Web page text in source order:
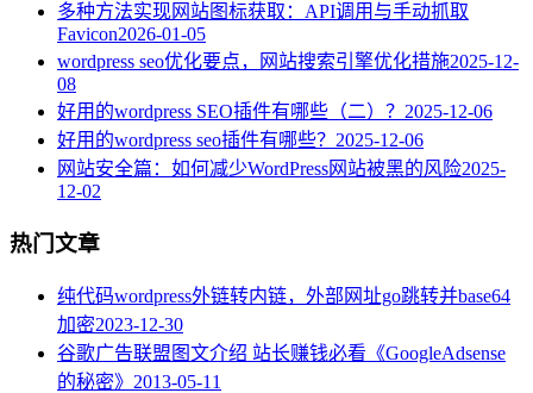
多种方法实现网站图标获取：API调用与手动抓取
Favicon2026-01-05
wordpress seo优化要点，网站搜索引擎优化措施2025-12-
08
好用的wordpress SEO插件有哪些（二）？ 2025-12-06
好用的wordpress seo插件有哪些？ 2025-12-06
网站安全篇：如何减少WordPress网站被黑的风险2025-
12-02
热门文章
纯代码wordpress外链转内链，外部网址go跳转并base64
加密2023-12-30
谷歌广告联盟图文介绍 站长赚钱必看《GoogleAdsense
的秘密》 2013-05-11